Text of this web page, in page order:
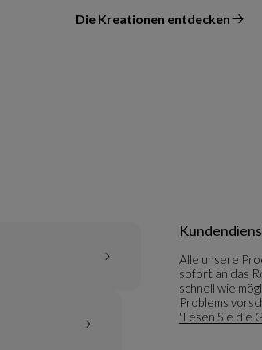
Die Kreationen entdecken
vom Designer
Alle unsere
sofort an das
schnell wie
Problems
"Lesen Sie die